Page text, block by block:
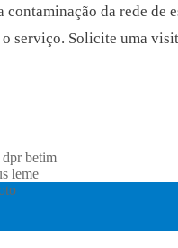
da rede de
o serviço. Solicite uma